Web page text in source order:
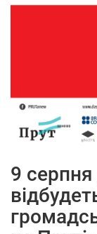
9 серпня